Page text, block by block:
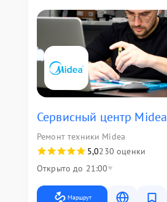
Сервисный центр Midea
Ремонт техники Midea
5,0230 оценки
Открыто до 21:00
Маршрут